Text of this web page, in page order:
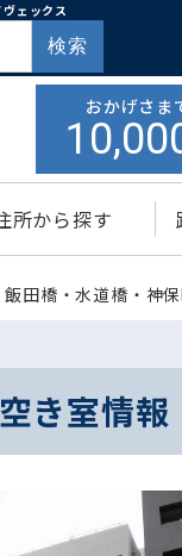
ェックス
検索
おかげさま
所から探す
飯田橋・水道橋・神
き室情報